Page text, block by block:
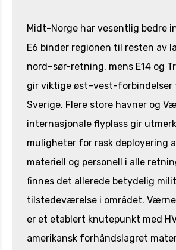
Midt-Norge har vesentlig bedre
E6 binder regionen til resten av
nord–sør-retning, mens E14 og
gir viktige øst–vest-forbindelser
Sverige. Flere store havner og
internasjonale flyplass gir
muligheter for rask deployering
materiell og personell i alle
finnes det allerede betydelig
tilstedeværelse i området.
er et etablert knutepunkt med
amerikansk forhåndslagret